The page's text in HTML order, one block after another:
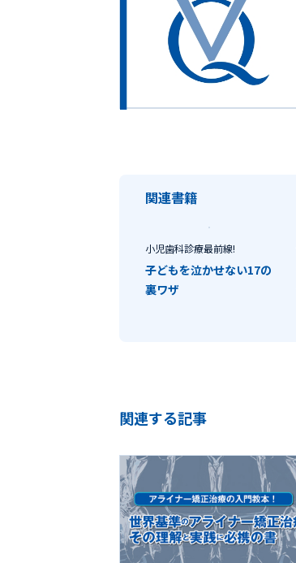
関連書籍
小児歯科診療最前線!
子どもを泣かせない17の
裏ワザ
関連する記事